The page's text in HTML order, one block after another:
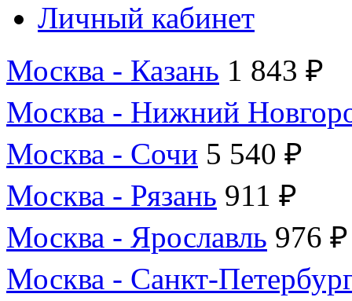
Личный кабинет
Москва - Казань 1 843 ₽
Москва - Нижний
Москва - Сочи 5 540 ₽
Москва - Рязань 911 ₽
Москва - Ярославль 976 ₽
Москва - Санкт-